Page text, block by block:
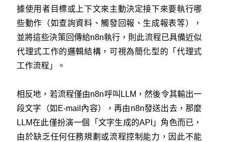
據使用者目標或上下文來主動決定接下來要執行哪
些動作（如查詢資料、觸發回報、生成報表等），
並將這些決策回傳給n8n執行，則此流程已具備近似
代理式工作的邏輯結構，可視為簡化型的「代理式
工作流程」。
相反地，若流程僅由n8n呼叫LLM，然後令其輸出一
段文字（如E-mail內容），再由n8n發送出去，那麼
LLM在此僅扮演一個「文字生成的API」角色而已，
由於缺乏任何任務規劃或流程控制能力，因此不能